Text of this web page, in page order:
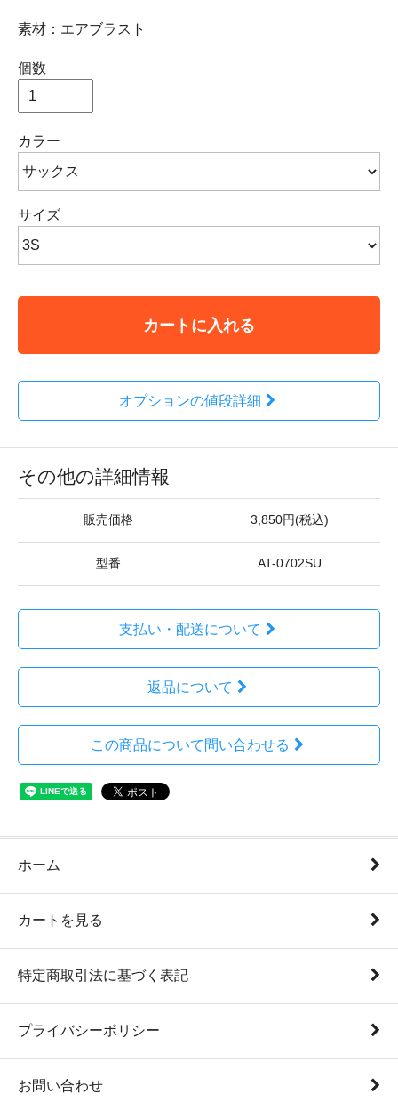
素材：エアブラスト
個数
カラー
サイズ
カートに入れる
オプションの値段詳細
その他の詳細情報
販売価格 3,850円(税込)
型番 AT-0702SU
支払い・配送について
返品について
この商品について問い合わせる
ホーム
カートを見る
特定商取引法に基づく表記
プライバシーポリシー
お問い合わせ